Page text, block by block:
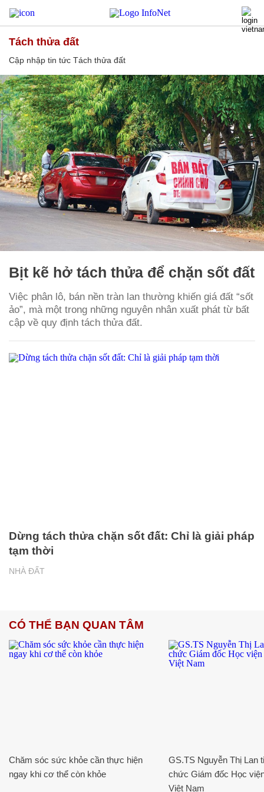
Tách thửa đất
Cập nhập tin tức Tách thửa đất
Bịt kẽ hở tách thửa để chặn sốt đất
Việc phân lô, bán nền tràn lan thường khiến giá đất “sốt
ảo”, mà một trong những nguyên nhân xuất phát từ bất
cập về quy định tách thửa đất.
NHÀ ĐẤT
Dừng tách thửa chặn sốt đất: Chỉ là giải pháp
tạm thời
CÓ THỂ BẠN QUAN TÂM
Chăm sóc sức khỏe cần thực hiện
ngay khi cơ thể còn khỏe
GS.TS Nguyễn Thị Lan
chức Giám đốc Học
Việt Nam